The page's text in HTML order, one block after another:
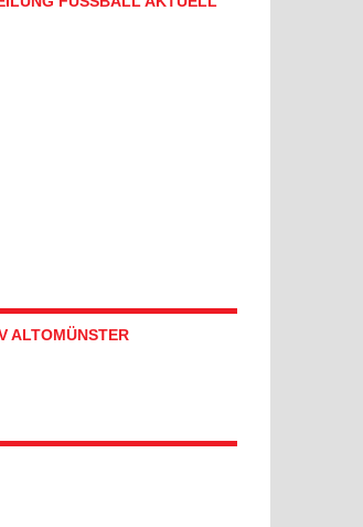
ALTOMÜNSTER